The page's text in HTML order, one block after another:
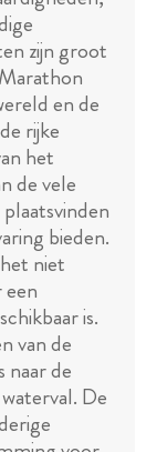
zijn groot
en de
rijke
het
de vele
bieden.
niet
is.
van de
naar de
De